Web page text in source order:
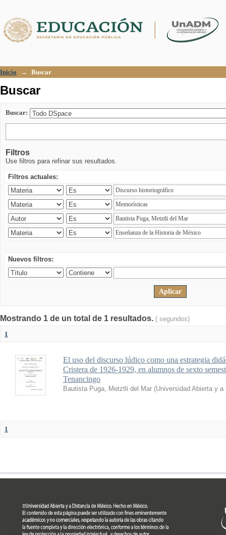
Inicio → Buscar
Buscar
Buscar:
Filtros
Use filtros para refinar sus resultados.
Filtros actuales:
Nuevos filtros:
Mostrando 1 de un total de 1 resultados. ( segundos)
1
El uso del discurso lúdico como una estrategia
Cristera de 1926-1929, en alumnos de sexto
Tenancingo
Bautista Puga, Metztli del Mar (Universidad Abierta y
1